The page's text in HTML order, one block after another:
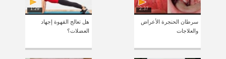
2:37
سرطان الحنجرة الأعراض
والعلاجات
1:29
هل تعالج القهوة إجهاد
العضلات؟